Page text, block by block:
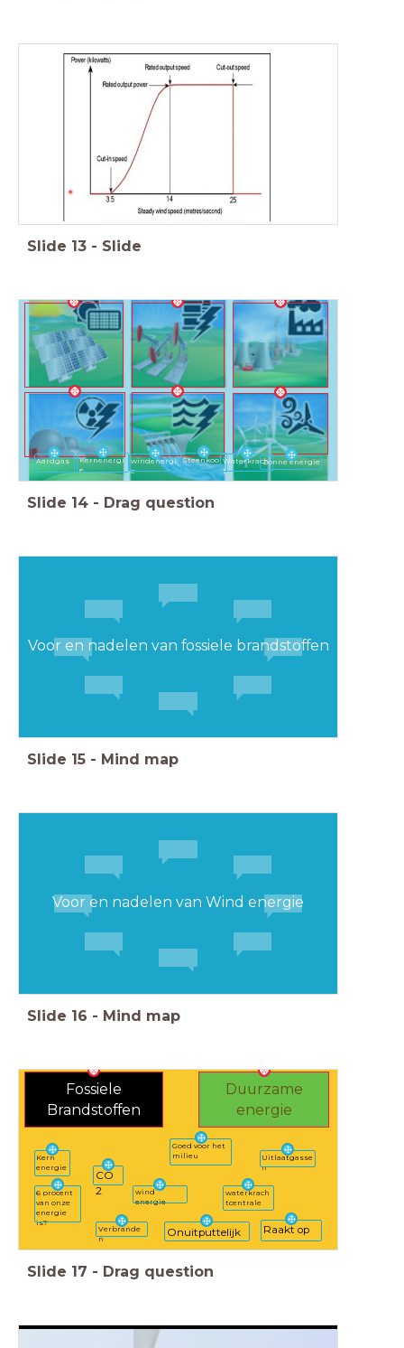
Slide 13 - Slide
Zonne energie
Aardgas
Kernenergi
e
windenergi
e
Steenkool Waterkrach
t
Slide 14 - Drag question
Voor en nadelen van fossiele brandstoffen
Slide 15 - Mind map
Voor en nadelen van Wind energie
Slide 16 - Mind map
Fossiele
Brandstoffen
Duurzame
energie
Kern
energie
Goed voor het
milieu
CO
2
wind
energie
Uitlaatgasse
n
6 procent
van onze
energie
is?
waterkrach
tcentrale
Verbrande
n
Raakt op
Onuitputtelijk
Slide 17 - Drag question